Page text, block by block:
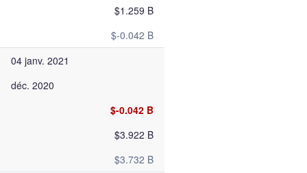
$1.259 B
$-0.042 B
04 janv. 2021
déc. 2020
$-0.042 B
$3.922 B
$3.732 B